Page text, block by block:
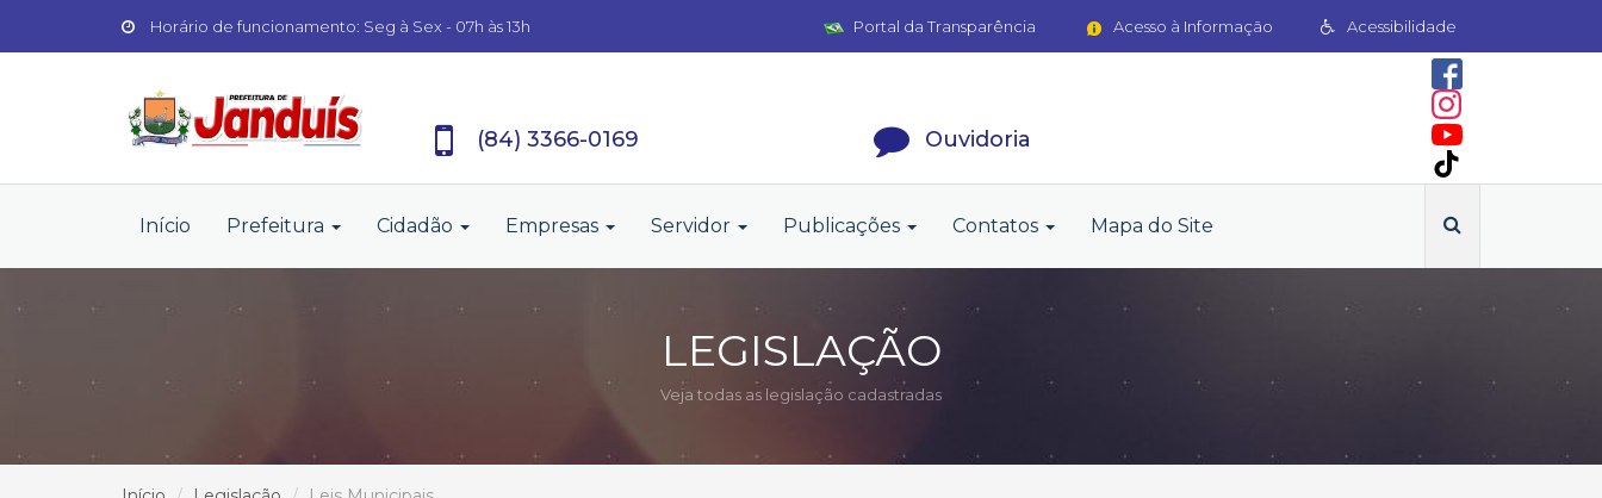
Horário de funcionamento: Seg à Sex - 07h às 13h Acessibilidade
Acesso à Informação
Portal da Transparência
(84) 3366-0169 Ouvidoria
Início Prefeitura Cidadão Empresas Servidor Publicações Contatos Mapa do Site
LEGISLAÇÃO
Veja todas as legislação cadastradas